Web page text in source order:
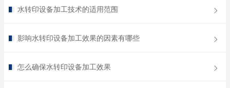
水转印设备加工技术的适用范围
影响水转印设备加工效果的因素有哪些
怎么确保水转印设备加工效果